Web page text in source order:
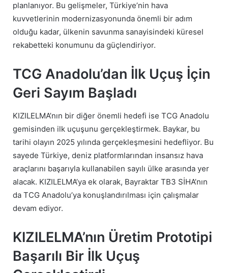
planlanıyor. Bu gelişmeler, Türkiye’nin hava
kuvvetlerinin modernizasyonunda önemli bir adım
olduğu kadar, ülkenin savunma sanayisindeki küresel
rekabetteki konumunu da güçlendiriyor.
TCG Anadolu’dan İlk Uçuş İçin
Geri Sayım Başladı
KIZILELMA’nın bir diğer önemli hedefi ise TCG Anadolu
gemisinden ilk uçuşunu gerçekleştirmek. Baykar, bu
tarihi olayın 2025 yılında gerçekleşmesini hedefliyor. Bu
sayede Türkiye, deniz platformlarından insansız hava
araçlarını başarıyla kullanabilen sayılı ülke arasında yer
alacak. KIZILELMA’ya ek olarak, Bayraktar TB3 SİHA’nın
da TCG Anadolu’ya konuşlandırılması için çalışmalar
devam ediyor.
KIZILELMA’nın Üretim Prototipi
Başarılı Bir İlk Uçuş